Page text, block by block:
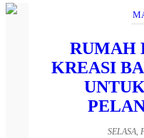
RUMAH
KREASI
SELASA,